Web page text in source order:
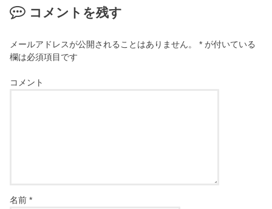
コメントを残す
メールアドレスが公開されることはありません。 * が付いている
欄は必須項目です
コメント
名前*